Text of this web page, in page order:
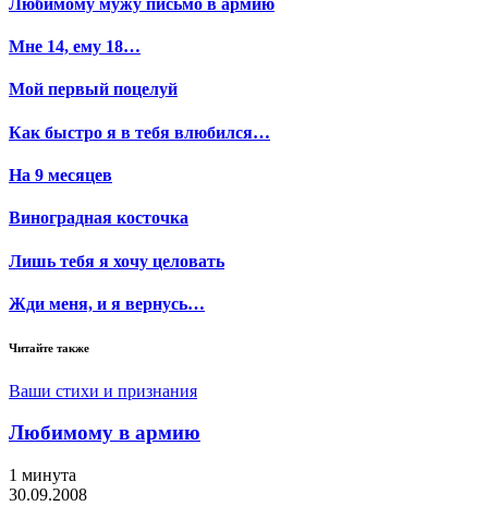
Любимому мужу письмо в армию
Мне 14, ему 18…
Мой первый поцелуй
Как быстро я в тебя влюбился…
На 9 месяцев
Виноградная косточка
Лишь тебя я хочу целовать
Жди меня, и я вернусь…
Читайте также
Ваши стихи и признания
Любимому в армию
1 минута
30.09.2008